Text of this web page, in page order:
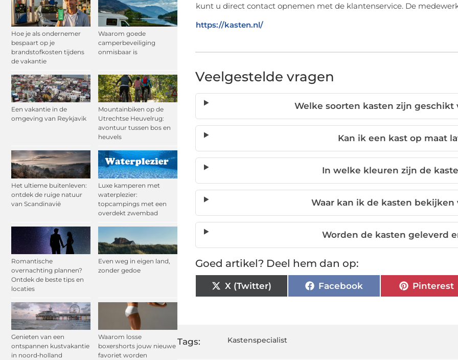
Hoe je als ondernemer
bespaart op je
brandstofkosten tijdens
de vakantie
Waarom goede
camperbeveiliging
onmisbaar is
Een vakantie in de
omgeving van Reykjavik
Mountainbiken op de
Utrechtse Heuvelrug:
avontuur tussen bos en
heuvels
Het ultieme buitenleven:
ontdek de ruige natuur
van Scandinavië
Luxe kamperen met
waterplezier:
topcampings met een
overdekt zwembad
Romantische
overnachting plannen?
Ontdek de beste tips en
locaties
Even weg in eigen land,
zonder gedoe
Genieten van een
ontspannen kustvakantie
in noord‑holland
Waarom losse
boxershorts jouw nieuwe
favoriet worden
kunt u direct contact opnemen met de klantenservice. De
https://kasten.nl/
Veelgestelde vragen
Welke soorten kasten zijn
Kan ik een kast op maat
In welke kleuren zijn de
Waar kan ik de kasten bekijken
Worden de kasten geleverd
Goed artikel? Deel hem dan op:
X (Twitter) Facebook Pinterest
Tags: Kastenspecialist